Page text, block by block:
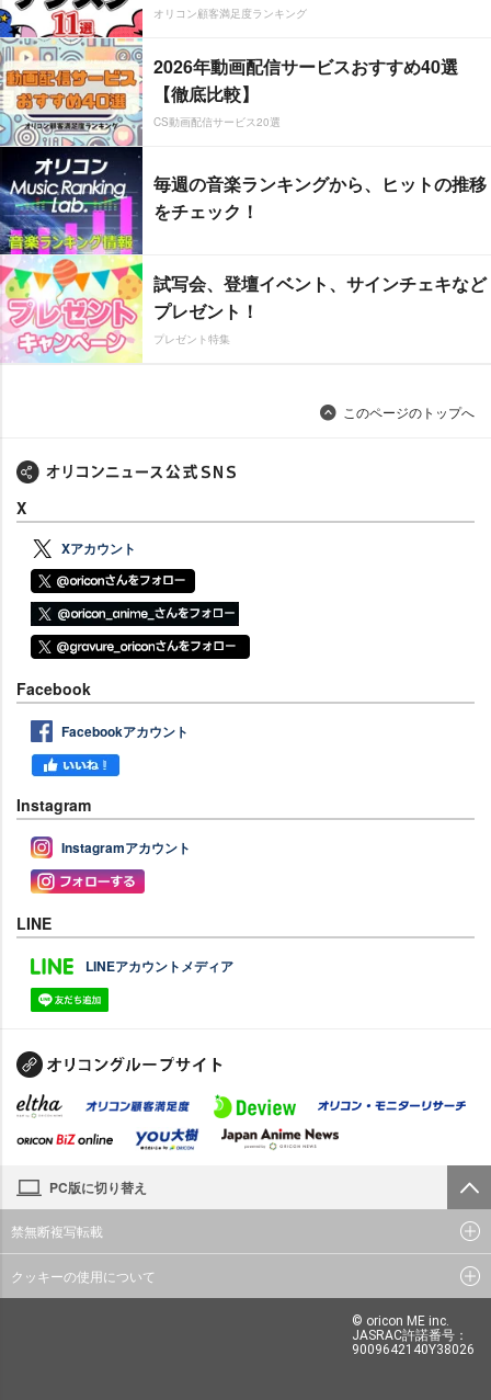
オリコン顧客満足度ランキング
2026年動画配信サービスおすすめ40選
【徹底比較】
CS動画配信サービス20選
毎週の音楽ランキングから、ヒットの推移
をチェック！
試写会、登壇イベント、サインチェキなど
プレゼント！
プレゼント特集
このページのトップへ
X
Xアカウント
Facebook
Facebookアカウント
Instagram
Instagramアカウント
LINE
LINEアカウントメディア
PC版に切り替え
禁無断複写転載
クッキーの使用について
© oricon ME inc.
JASRAC許諾番号：
9009642140Y38026